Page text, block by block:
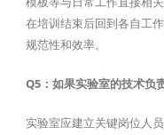
在培训结束后回到各自工
规范性和效率。
Q5：如果实验室的技术负
实验室应建立关键岗位人